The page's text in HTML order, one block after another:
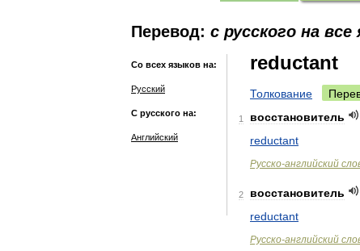
Перевод: с русского на все
Со всех языков на:
Русский
С русского на:
Английский
reductant
Толкование
1
восстановитель
reductant
Русско-английский
2
восстановитель
reductant
Русско-английский